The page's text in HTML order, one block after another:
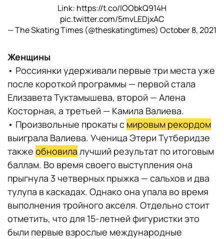
5. Дмитрий Алиев (Россия) — 78,28
7. Габриэле Франгипани (Италия) — 73,37
8. Никита Старостин (Германия) — 70,20
9. Арлет Леванди (Эстония) — 70,14
10. Томас Лоренс Гуарино Сабате
(Испания) — 70,13
11. Евгений Семененко (Россия) — 69,63
19. Маттео Риццо (Италия) — 62,57
Link: https://t.co/IOObkQ914H
pic.twitter.com/5mvLEDjxAC
— The Skating Times (@theskatingtimes) October 8, 2021
Женщины
• Россиянки удерживали первые три места уже
после короткой программы — первой стала
Елизавета Туктамышева, второй — Алена
Косторная, а третьей — Камила Валиева.
• Произвольные прокаты с мировым рекордом
выиграла Валиева. Ученица Этери Тутберидзе
также обновила лучший результат по итоговым
баллам. Во время своего выступления она
прыгнула 3 четверных прыжка — сальхов и два
тулупа в каскадах. Однако она упала во время
выполнения тройного акселя. Отдельно стоит
отметить, что для 15-летней фигуристки это
были первые взрослые международные